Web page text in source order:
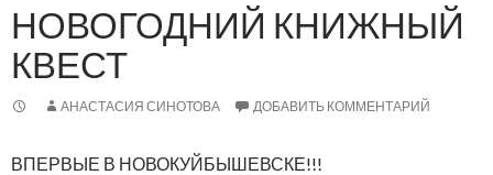
НОВОГОДНИЙ КНИЖНЫЙ
КВЕСТ
АНАСТАСИЯ СИНОТОВА ДОБАВИТЬ КОММЕНТАРИЙ
ВПЕРВЫЕ В НОВОКУЙБЫШЕВСКЕ!!!